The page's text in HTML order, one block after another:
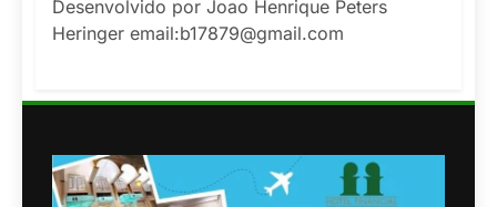
Desenvolvido por Joao Henrique Peters
Heringer email:b17879@gmail.com